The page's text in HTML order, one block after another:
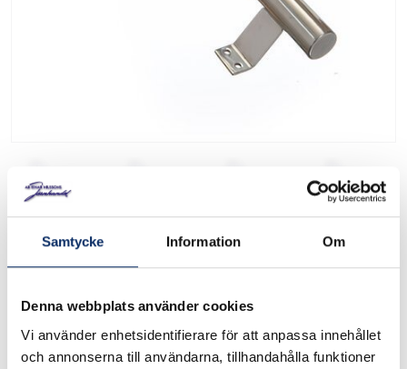
Samtycke Information Om
Denna webbplats använder cookies
Vi använder enhetsidentifierare för att anpassa innehållet
och annonserna till användarna, tillhandahålla funktioner
Draghandtag i rostfritt
stål